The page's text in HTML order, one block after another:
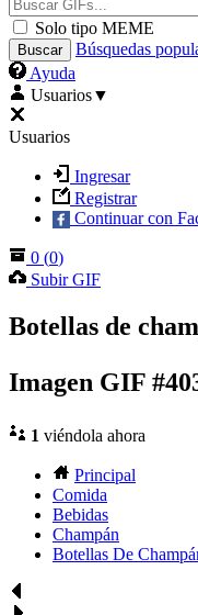
Solo tipo MEME
Búsquedas
Ayuda
Usuarios▼
Usuarios
Ingresar
Registrar
Continuar con
0 (0)
Subir GIF
Botellas de
Imagen GIF
1 viéndola ahora
Principal
Comida
Bebidas
Champán
Botellas De